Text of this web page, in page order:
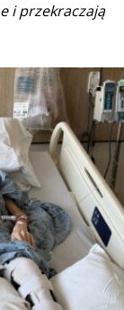
i przekraczają